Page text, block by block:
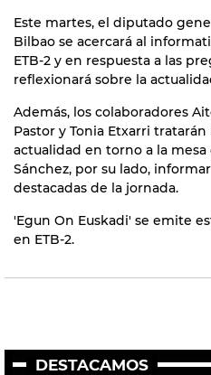
Este martes, el diputado
Bilbao se acercará al
ETB-2 y en respuesta a las
reflexionará sobre la
Además, los colaboradores
Pastor y Tonia Etxarri
actualidad en torno a la mesa
Sánchez, por su lado,
destacadas de la jornada.
'Egun On Euskadi' se emite
en ETB-2.
DESTACAMOS